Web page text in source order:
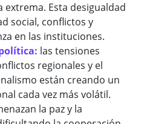
extrema. Esta desigualdad
social, conflictos y
en las instituciones.
las tensiones
regionales y el
están creando un
cada vez más volátil.
la paz y la